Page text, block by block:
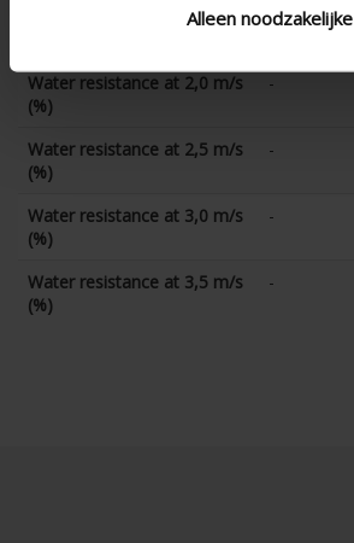
Alleen noodzakelijke
Water resistance at 1,5 m/s
-
Water resistance at 2,0 m/s
(%)
-
Water resistance at 2,5 m/s
(%)
-
Water resistance at 3,0 m/s
(%)
-
Water resistance at 3,5 m/s
(%)
-